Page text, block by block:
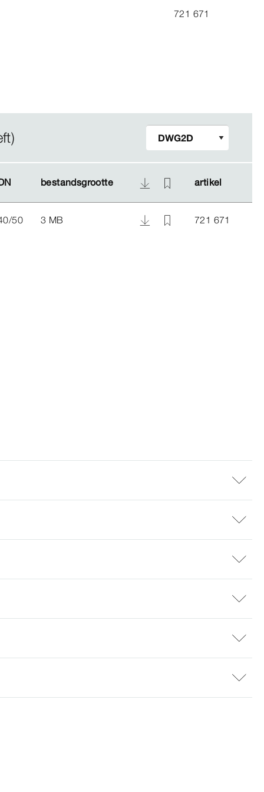
721 671
bestandsgrootte artikel
bestandsgrootte artikel
50 3 MB 721 671